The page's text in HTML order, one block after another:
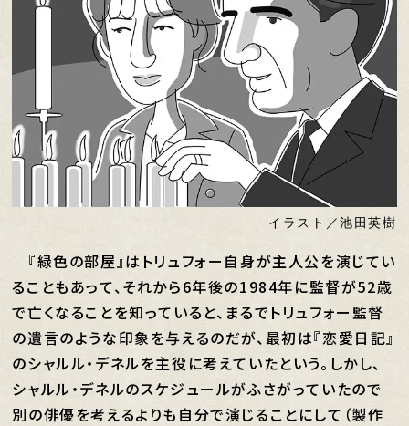
イラスト／池田英樹
『緑色の部屋』はトリュフォー自身が主人公を演じてい
ることもあって、それから6年後の1984年に監督が52歳
で亡くなることを知っていると、まるでトリュフォー監督
の遺言のような印象を与えるのだが、最初は『恋愛日記』
のシャルル・デネルを主役に考えていたという。しかし、
シャルル・デネルのスケジュールがふさがっていたので
別の俳優を考えるよりも自分で演じることにして（製作